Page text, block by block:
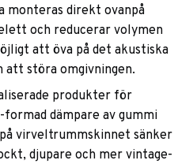
monteras direkt ovanpå
och reducerar volymen
att öva på det akustiska
störa omgivningen.
produkter för
dämpare av gummi
virveltrummskinnet sänker
djupare och mer vintage-